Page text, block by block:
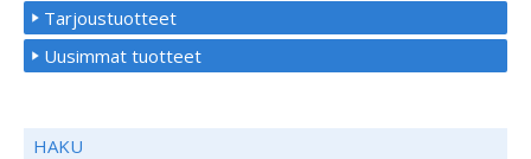
Tarjoustuotteet
Uusimmat tuotteet
HAKU